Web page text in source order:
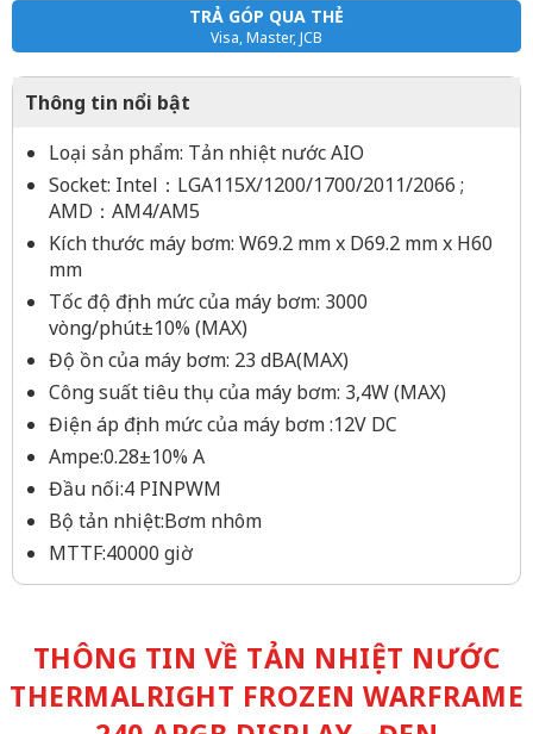
TRẢ GÓP QUA THẺ
Visa, Master, JCB
Thông tin nổi bật
Loại sản phẩm: Tản nhiệt nước AIO
Socket: Intel：LGA115X/1200/1700/2011/2066 ;
AMD：AM4/AM5
Kích thước máy bơm: W69.2 mm x D69.2 mm x H60
mm
Tốc độ định mức của máy bơm: 3000
vòng/phút±10% (MAX)
Độ ồn của máy bơm: 23 dBA(MAX)
Công suất tiêu thụ của máy bơm: 3,4W (MAX)
Điện áp định mức của máy bơm :12V DC
Ampe:0.28±10% A
Đầu nối:4 PINPWM
Bộ tản nhiệt:Bơm nhôm
MTTF:40000 giờ
THÔNG TIN VỀ TẢN NHIỆT NƯỚC
THERMALRIGHT FROZEN WARFRAME